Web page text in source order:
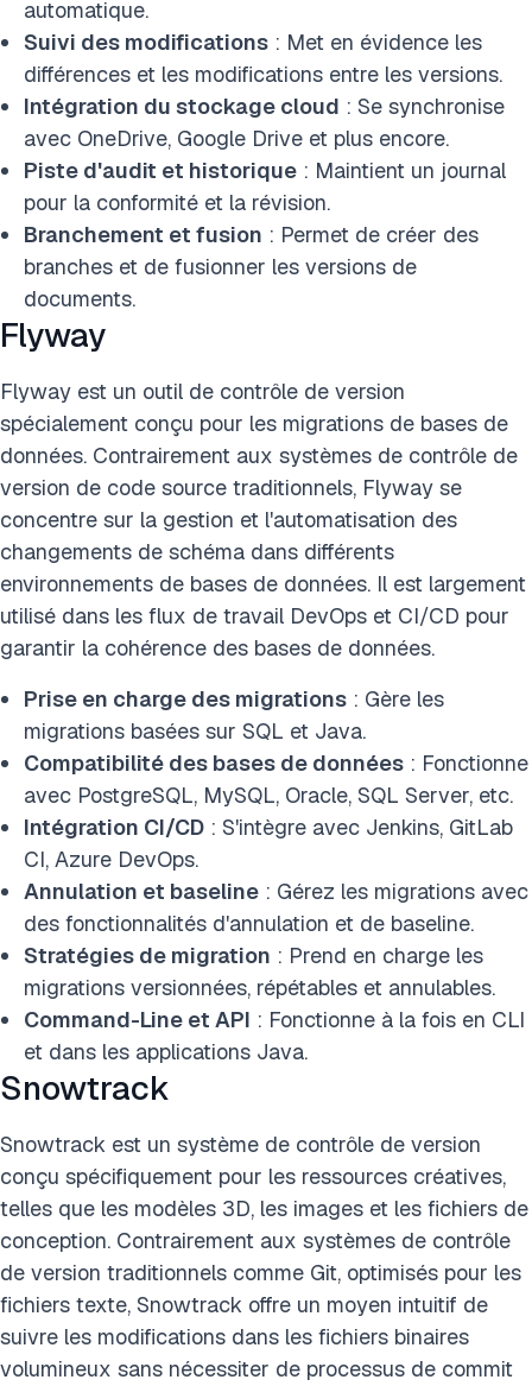
automatique.
Suivi des modifications : Met en évidence les
différences et les modifications entre les versions.
Intégration du stockage cloud : Se synchronise
avec OneDrive, Google Drive et plus encore.
Piste d'audit et historique : Maintient un journal
pour la conformité et la révision.
Branchement et fusion : Permet de créer des
branches et de fusionner les versions de
documents.
Flyway
Flyway est un outil de contrôle de version
spécialement conçu pour les migrations de bases de
données. Contrairement aux systèmes de contrôle de
version de code source traditionnels, Flyway se
concentre sur la gestion et l'automatisation des
changements de schéma dans différents
environnements de bases de données. Il est largement
utilisé dans les flux de travail DevOps et CI/CD pour
garantir la cohérence des bases de données.
Prise en charge des migrations : Gère les
migrations basées sur SQL et Java.
Compatibilité des bases de données : Fonctionne
avec PostgreSQL, MySQL, Oracle, SQL Server, etc.
Intégration CI/CD : S'intègre avec Jenkins, GitLab
CI, Azure DevOps.
Annulation et baseline : Gérez les migrations avec
des fonctionnalités d'annulation et de baseline.
Stratégies de migration : Prend en charge les
migrations versionnées, répétables et annulables.
Command-Line et API : Fonctionne à la fois en CLI
et dans les applications Java.
Snowtrack
Snowtrack est un système de contrôle de version
conçu spécifiquement pour les ressources créatives,
telles que les modèles 3D, les images et les fichiers de
conception. Contrairement aux systèmes de contrôle
de version traditionnels comme Git, optimisés pour les
fichiers texte, Snowtrack offre un moyen intuitif de
suivre les modifications dans les fichiers binaires
volumineux sans nécessiter de processus de commit